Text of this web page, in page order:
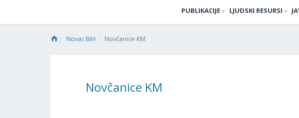
PUBLIKACIJE LJUDSKI RESURSI
Novac BiH Novčanice KM
Novčanice KM